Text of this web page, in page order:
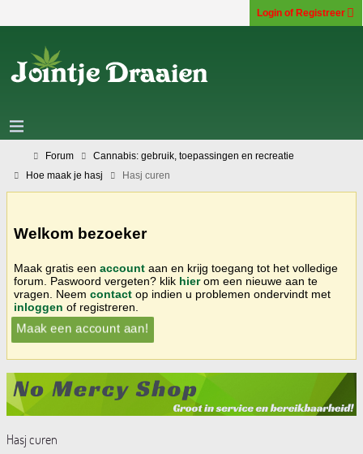
Login of Registreer
Forum
Cannabis: gebruik, toepassingen en recreatie
Hoe maak je hasj
Hasj curen
Welkom bezoeker
Maak gratis een account aan en krijg toegang tot het volledige
forum. Paswoord vergeten? klik hierom een nieuwe aan te
vragen. Neem contact op indien u problemen ondervindt met
inloggen of registreren.
Maak een account aan!
Hasj curen